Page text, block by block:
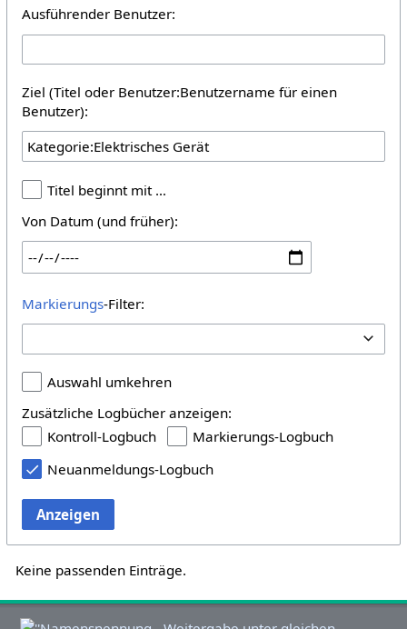
Ausführender Benutzer:
Ziel (Titel oder Benutzer:Benutzername für einen
Benutzer):
Titel beginnt mit …
Von Datum (und früher):
Markierungs-Filter:
Auswahl umkehren
Zusätzliche Logbücher anzeigen:
Kontroll-Logbuch
Markierungs-Logbuch
Neuanmeldungs-Logbuch
Anzeigen
Keine passenden Einträge.